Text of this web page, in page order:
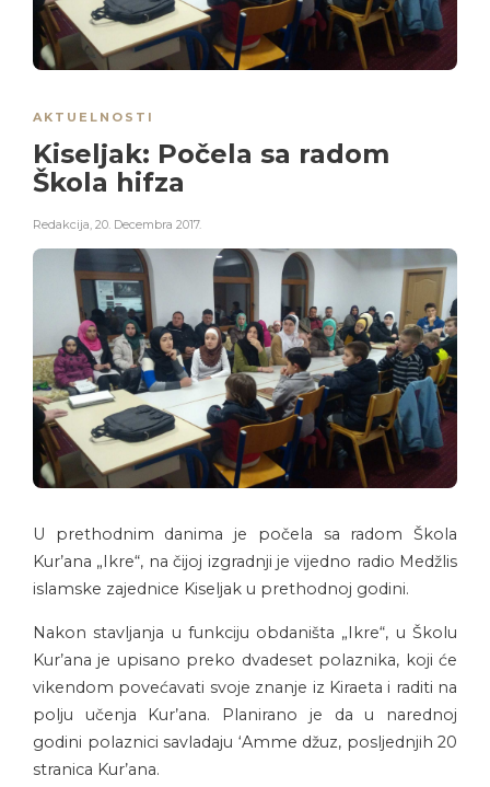
AKTUELNOSTI
Kiseljak: Počela sa radom
Škola hifza
Redakcija, 20. Decembra 2017.
U prethodnim danima je počela sa radom Škola
Kur’ana „Ikre“, na čijoj izgradnji je vijedno radio Medžlis
islamske zajednice Kiseljak u prethodnoj godini.
Nakon stavljanja u funkciju obdaništa „Ikre“, u Školu
Kur’ana je upisano preko dvadeset polaznika, koji će
vikendom povećavati svoje znanje iz Kiraeta i raditi na
polju učenja Kur’ana. Planirano je da u narednoj
godini polaznici savladaju ‘Amme džuz, posljednjih 20
stranica Kur’ana.